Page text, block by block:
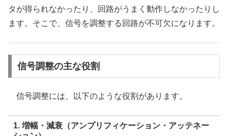
タが得られなかったり、回路がうまく動作しなかったりし
ます。そこで、信号を調整する回路が不可欠になります。
信号調整の主な役割
信号調整には、以下のような役割があります。
1. 増幅・減衰（アンプリフィケーション・アッテネー